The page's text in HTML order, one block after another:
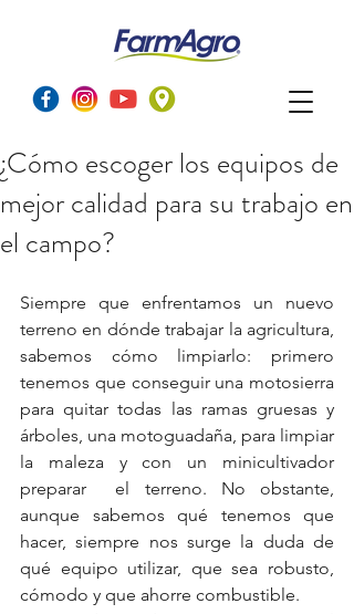
¿Cómo escoger los equipos de
mejor calidad para su trabajo en
el campo?
Siempre que enfrentamos un nuevo
terreno en dónde trabajar la agricultura,
sabemos cómo limpiarlo: primero
tenemos que conseguir una motosierra
para quitar todas las ramas gruesas y
árboles, una motoguadaña, para limpiar
la maleza y con un minicultivador
preparar  el terreno. No obstante,
aunque sabemos qué tenemos que
hacer, siempre nos surge la duda de
qué equipo utilizar, que sea robusto,
cómodo y que ahorre combustible.